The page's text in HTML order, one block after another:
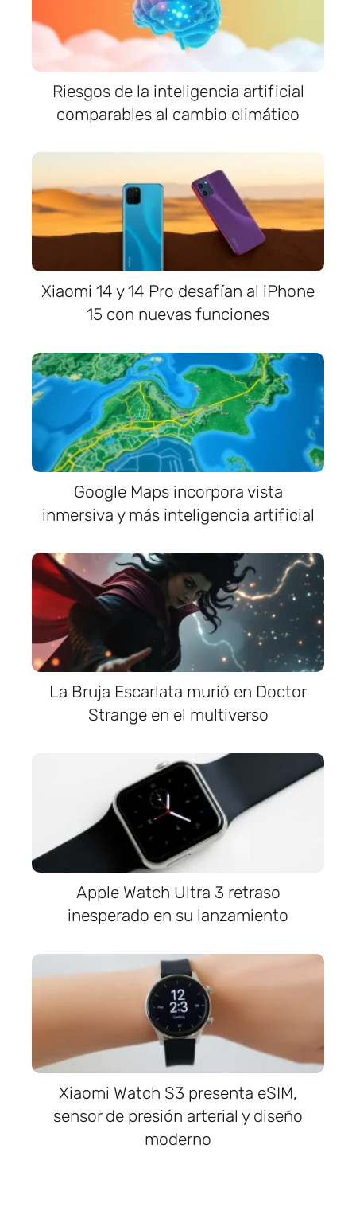
Riesgos de la inteligencia artificial
comparables al cambio climático
Xiaomi 14 y 14 Pro desafían al iPhone
15 con nuevas funciones
Google Maps incorpora vista
inmersiva y más inteligencia artificial
La Bruja Escarlata murió en Doctor
Strange en el multiverso
Apple Watch Ultra 3 retraso
inesperado en su lanzamiento
Xiaomi Watch S3 presenta eSIM,
sensor de presión arterial y diseño
moderno